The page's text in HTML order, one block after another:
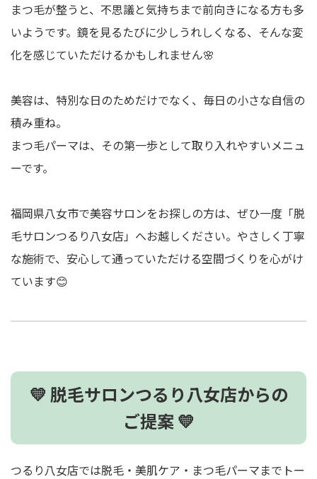
まつ毛が整うと、不思議と気持ちまで前向きになる方も多
いようです。鏡を見るたびに少しうれしくなる、そんな変
化を感じていただけるかもしれません🌸
美容は、特別な日のためだけでなく、毎日の小さな自信の
積み重ね。
まつ毛パーマは、その第一歩として取り入れやすいメニュ
ーです。
福岡県八女市で美容サロンをお探しの方は、ぜひ一度「脱
毛サロンつるり八女店」へお越しください。やさしく丁寧
な施術で、安心して通っていただける空間づくりを心がけ
ています😊
💛 脱毛サロンつるり八女店からの
ご提案 💛
つるり八女店では脱毛・美肌ケア・まつ毛パーマまでトー